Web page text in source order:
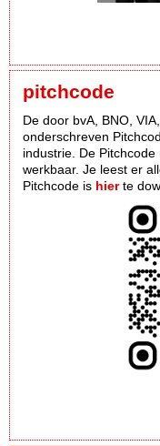
pitchcode
De door bvA, BNO,
onderschreven
industrie. De
werkbaar. Je leest er
Pitchcode is hierte